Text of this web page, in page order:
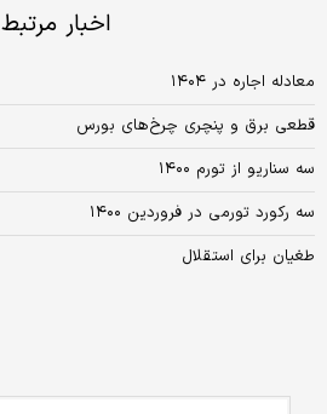
اخبار مرتبط
معادله اجاره در ۱۴۰۴
قطعی برق و پنچری چرخ‌‌‌‌‌‌‌های بورس
سه سناریو از تورم ۱۴۰۰
سه رکورد تورمی در فروردین ۱۴۰۰
طغیان برای استقلال